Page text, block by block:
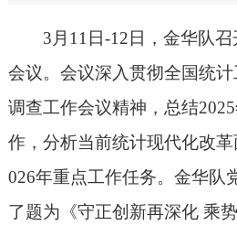
3月11 日-12 日，金华队
会议。会议深入贯彻全国统
调查工作会议精神， 总结
作，分析当前统计现代化改
026年重点工作任务。金华队
了题为《守正创新再深化 乘